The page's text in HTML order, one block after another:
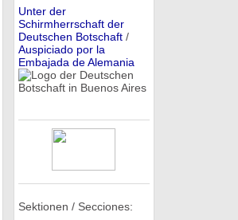
Unter der
Schirmherrschaft der
Deutschen Botschaft/
Auspiciado por la
Embajada de Alemania
Sektionen / Secciones: